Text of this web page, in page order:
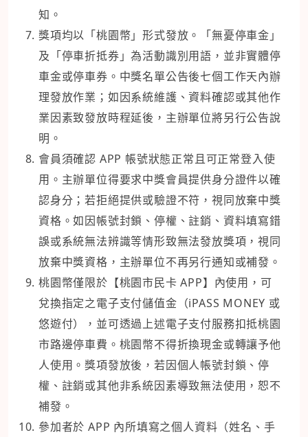
知。
獎項均以「桃園幣」形式發放。「無憂停車金」
及「停車折抵券」為活動識別用語，並非實體停
車金或停車券。中獎名單公告後七個工作天內辦
理發放作業；如因系統維護、資料確認或其他作
業因素致發放時程延後，主辦單位將另行公告說
明。
會員須確認 APP 帳號狀態正常且可正常登入使
用。主辦單位得要求中獎會員提供身分證件以確
認身分；若拒絕提供或驗證不符，視同放棄中獎
資格。如因帳號封鎖、停權、註銷、資料填寫錯
誤或系統無法辨識等情形致無法發放獎項，視同
放棄中獎資格，主辦單位不再另行通知或補發。
桃園幣僅限於【桃園市民卡 APP】內使用，可
兌換指定之電子支付儲值金（iPASS MONEY 或
悠遊付），並可透過上述電子支付服務扣抵桃園
市路邊停車費。桃園幣不得折換現金或轉讓予他
人使用。獎項發放後，若因個人帳號封鎖、停
權、註銷或其他非系統因素導致無法使用，恕不
補發。
參加者於 APP 內所填寫之個人資料（姓名、手